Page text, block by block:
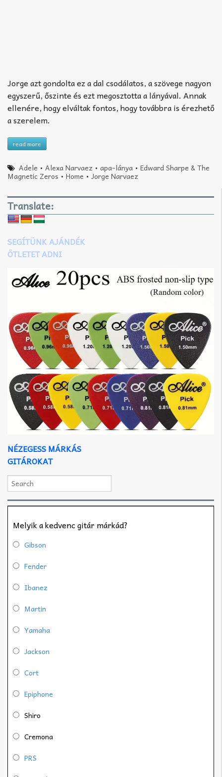
Jorge azt gondolta ez a dal csodálatos, a szövege nagyon
egyszerű, őszinte és ezt megosztotta a lányával. Annak
ellenére, hogy elváltak fontos, hogy továbbra is érezhető
a szerelem.
read more
Adele •Alexa Narvaez •apa-lánya •Edward Sharpe & The
Magnetic Zeros • Home • Jorge Narvaez
Translate:
SEGÍTÜNK AJÁNDÉK
ÖTLETET ADNI
NÉZEGESS MÁRKÁS
GITÁROKAT
Melyik a kedvenc gitár márkád?
Gibson
Fender
Ibanez
Martin
Yamaha
Jackson
Cort
Epiphone
Shiro
Cremona
PRS